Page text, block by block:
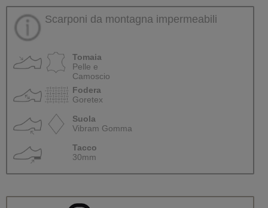
Scarponi da montagna impermeabili
Tomaia
Pelle e
Camoscio
Fodera
Goretex
Suola
Vibram Gomma
Tacco
30mm